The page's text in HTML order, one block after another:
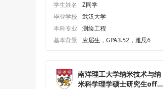
学生姓名
Z同学
毕业学校
武汉大学
本科专业
测绘工程
基本背景
应届生，GPA3.52，雅思6
南洋理工大学纳米技术与纳
米科学理学硕士研究生offer